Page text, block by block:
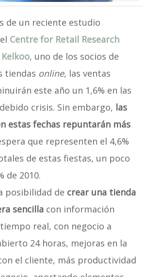
de un reciente estudio
Centre for Retail Research
Kelkoo, uno de los socios de
tiendas online, las ventas
este año un 1,6% en las
crisis. Sin embargo, las
estas fechas repuntarán más
que representen el 4,6%
de estas fiestas, un poco
de 2010.
posibilidad de crear una tienda
sencillacon información
real, con negocio a
24 horas, mejoras en la
el cliente, más productividad